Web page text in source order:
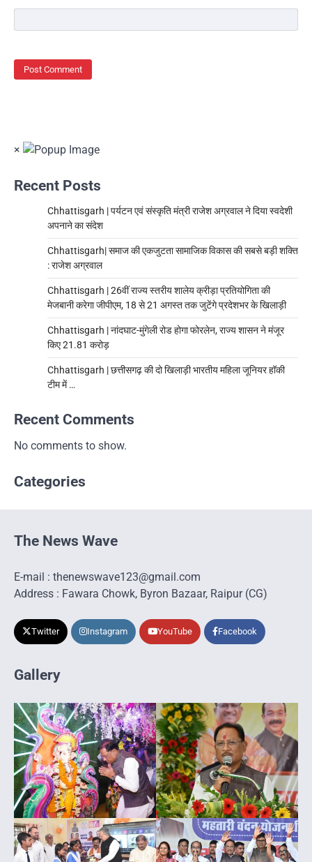
×
Recent Posts
Chhattisgarh | पर्यटन एवं संस्कृति मंत्री राजेश अग्रवाल ने दिया स्वदेशी
अपनाने का संदेश
Chhattisgarh| समाज की एकजुटता सामाजिक विकास की सबसे बड़ी शक्ति
: राजेश अग्रवाल
Chhattisgarh | 26वीं राज्य स्तरीय शालेय क्रीड़ा प्रतियोगिता की
मेजबानी करेगा जीपीएम, 18 से 21 अगस्त तक जुटेंगे प्रदेशभर के खिलाड़ी
Chhattisgarh | नांदघाट-मुंगेली रोड होगा फोरलेन, राज्य शासन ने मंजूर
किए 21.81 करोड़
Chhattisgarh | छत्तीसगढ़ की दो खिलाड़ी भारतीय महिला जूनियर हॉकी
टीम में …
Recent Comments
No comments to show.
Categories
The News Wave
E-mail : thenewswave123@gmail.com
Address : Fawara Chowk, Byron Bazaar, Raipur (CG)
Twitter Instagram YouTube Facebook
Gallery